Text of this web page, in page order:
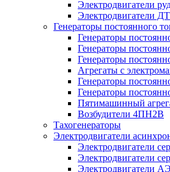
Электродвигатели
Электродвигатели
Генераторы постоянного
Генераторы
Генераторы
Генераторы
Агрегаты с
Генераторы
Генераторы
Пятимашинный
Возбудители 4ПН2В
Тахогенераторы
Электродвигатели
Электродвигатели
Электродвигатели
Электродвигатели